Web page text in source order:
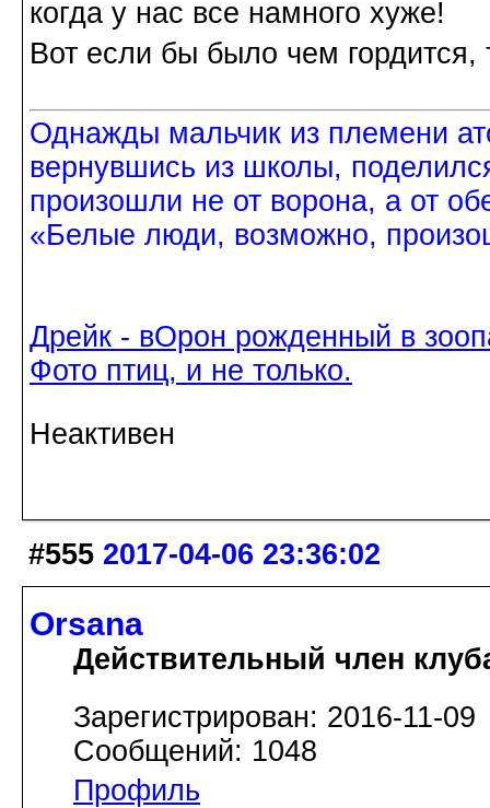
когда у нас все намного хуже!
Вот если бы было чем гордится,
Однажды мальчик из племени
вернувшись из школы,
произошли не от ворона, а от
«Белые люди, возможно,
Дрейк - вОрон рожденный в
Фото птиц, и не только.
Неактивен
#555 2017-04-06 23:36:02
Orsana
Действительный член
Зарегистрирован: 2016-11-09
Сообщений: 1048
Профиль